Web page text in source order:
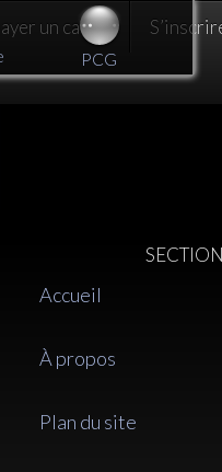
un café :)
Accueil
À propos
Plan du site
PCG